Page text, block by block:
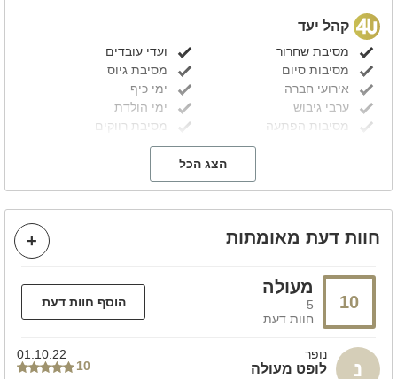
קהל יעד
מסיבת שחרור
ועדי עובדים
מסיבות סיום
מסיבת גיוס
אירועי חברה
ימי כיף
ערבי גיבוש
ימי הולדת
מסיבות הפתעה
מסיבת רווקים
הצעות נישואין
ניתן להוסיף בתוספת תשלום
חבילות אלכוהול
שולחן שוק
כיבוד קל
כיור
הצג הכל
חוות דעת מאומתות
10
מעולה
5
חוות דעת
הוסף חוות דעת
נ
נופר
לופט מעולה
01.10.22
10